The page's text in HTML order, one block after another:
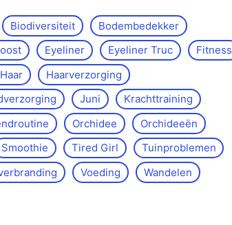
Biodiversiteit
Bodembedekker
Eyeliner Eyeliner Truc
Fitness
Haarverzorging
Juni
Krachttraining
Orchidee
Orchideeën
Smoothie Tired Girl
Tuinproblemen
Voeding
Wandelen